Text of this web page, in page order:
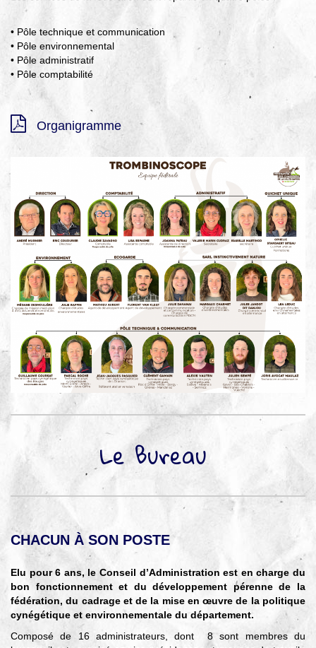
pour l’environnement
Je veux devenir chasseur
▼
Je valide mon permis
• Pôle technique et communication
• Pôle environnemental
• Pôle administratif
• Pôle comptabilité
Organigramme
Le Bureau
CHACUN À SON POSTE
Elu pour 6 ans, le Conseil d’Administration est en charge du
bon fonctionnement et du développement pérenne de la
fédération, du cadrage et de la mise en œuvre de la politique
cynégétique et environnementale du département.
Composé de 16 administrateurs, dont 8 sont membres du